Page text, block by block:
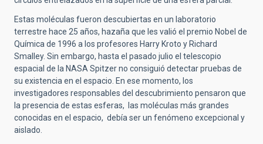
Estas moléculas fueron descubiertas en un laboratorio
terrestre hace 25 años, hazaña que les valió el premio Nobel de
Química de 1996 a los profesores Harry Kroto y Richard
Smalley. Sin embargo, hasta el pasado julio el telescopio
espacial de la NASA Spitzer no consiguió detectar pruebas de
su existencia en el espacio. En ese momento, los
investigadores responsables del descubrimiento pensaron que
la presencia de estas esferas, las moléculas más grandes
conocidas en el espacio, debía ser un fenómeno excepcional y
aislado.